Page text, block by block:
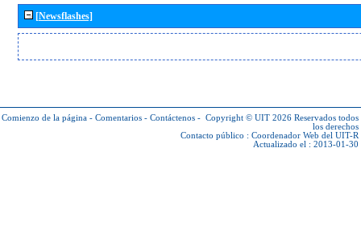
[Newsflashes]
Comienzo de la página - Comentarios - Contáctenos - Copyright © UIT 2026 Reservados todos
los derechos
Contacto público : Coordenador Web del UIT-R
Actualizado el : 2013-01-30